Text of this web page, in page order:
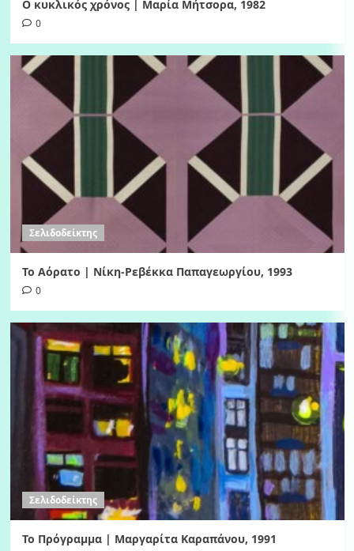
Ο κυκλικός χρόνος | Μαρία Μήτσορα, 1982
0
Σελιδοδείκτης
Το Αόρατο | Νίκη-Ρεβέκκα Παπαγεωργίου, 1993
0
Σελιδοδείκτης
Το Πρόγραμμα | Μαργαρίτα Καραπάνου, 1991